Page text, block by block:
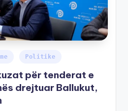
Politike
për tenderat e
drejtuar Ballukut,